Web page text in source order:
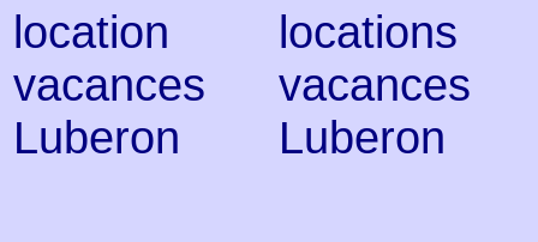
location
vacances
Luberon
locations
vacances
Luberon